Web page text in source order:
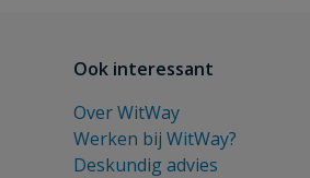
Ook interessant
Over WitWay
Werken bij WitWay?
Deskundig advies